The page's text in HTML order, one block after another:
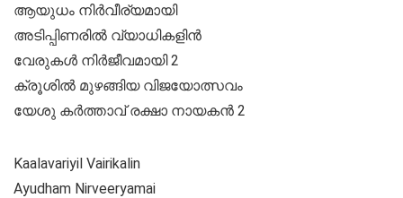
ആയുധം നിർവീര്യമായി
അടിപ്പിണരിൽ വ്യാധികളിൻ
വേരുകൾ നിർജീവമായി 2
ക്രൂശിൽ മുഴങ്ങിയ വിജയോത്സവം
യേശു കർത്താവ് രക്ഷാ നായകൻ 2
Kaalavariyil Vairikalin
Ayudham Nirveeryamai